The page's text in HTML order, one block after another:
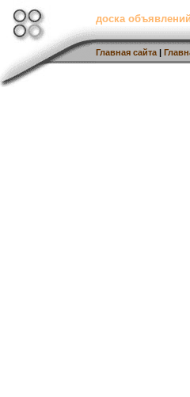
доска
Главная сайта |